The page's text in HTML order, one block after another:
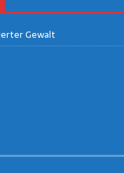
Gewalt